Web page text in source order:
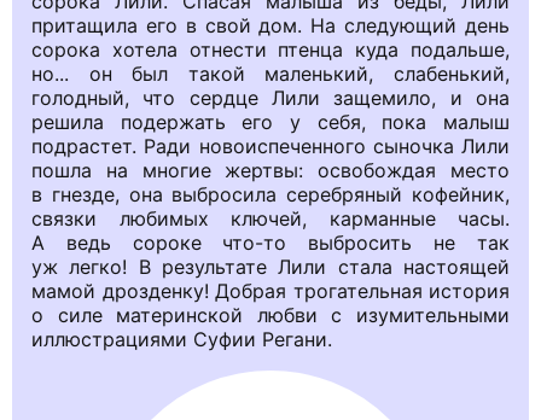
притащила его в свой дом. На следующий день
сорока хотела отнести птенца куда подальше,
но... он был такой маленький, слабенький,
голодный, что сердце Лили защемило, и она
решила подержать его у себя, пока малыш
подрастет. Ради новоиспеченного сыночка Лили
пошла на многие жертвы: освобождая место
в гнезде, она выбросила серебряный кофейник,
связки любимых ключей, карманные часы.
А ведь сороке что-то выбросить не так
уж легко! В результате Лили стала настоящей
мамой дрозденку! Добрая трогательная история
о силе материнской любви с изумительными
иллюстрациями Суфии Регани.